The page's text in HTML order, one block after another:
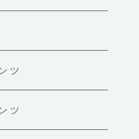
ツ
ツ